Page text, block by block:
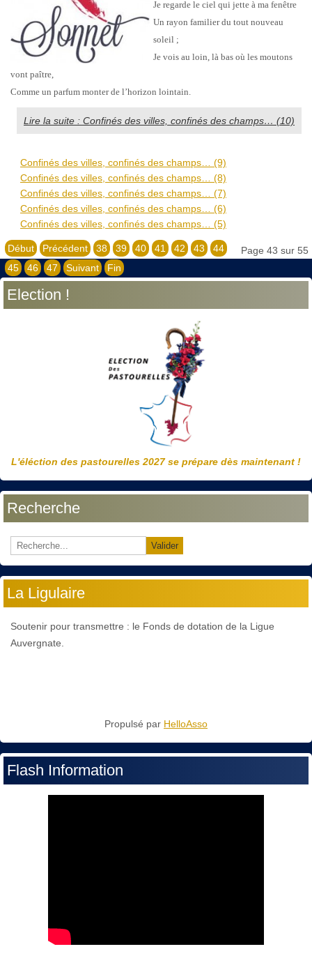
Je regarde le ciel qui jette à ma fenêtre
Un rayon familier du tout nouveau
soleil ;
Je vois au loin, là bas où les moutons
vont paître,
Comme un parfum monter de l’horizon lointain.
Lire la suite : Confinés des villes, confinés des champs… (10)
Confinés des villes, confinés des champs… (9)
Confinés des villes, confinés des champs… (8)
Confinés des villes, confinés des champs… (7)
Confinés des villes, confinés des champs… (6)
Confinés des villes, confinés des champs… (5)
Page 43 sur 55
Début Précédent 38 39 40 41 42 43
44
45
46 47 Suivant Fin
Election !
L'éléction des pastourelles 2027 se prépare dès maintenant !
Recherche
Valider
La Ligulaire
Soutenir pour transmettre : le Fonds de dotation de la Ligue
Auvergnate.
Propulsé par HelloAsso
Flash Information